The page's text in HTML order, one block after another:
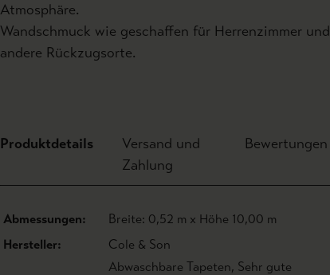
Atmosphäre.
Wandschmuck wie geschaffen für Herrenzimmer und
andere Rückzugsorte.
Produktdetails
Versand und
Zahlung
Bewertungen
Abmessungen:
Breite: 0,52 m x Höhe 10,00 m
Hersteller:
Cole & Son
Abwaschbare Tapeten, Sehr gute